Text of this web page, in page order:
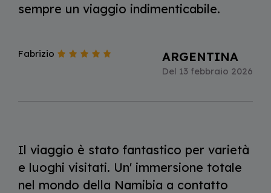
sempre un viaggio indimenticabile.
Fabrizio ARGENTINA
Del 13 febbraio 2026
Il viaggio è stato fantastico per varietà
e luoghi visitati. Un' immersione totale
nel mondo della Namibia a contatto